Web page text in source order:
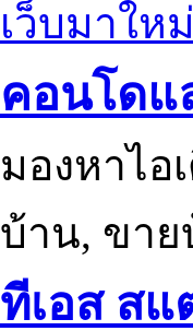
เว็บมาใหม่
คอนโดแ
มองหาไอ
บ้าน, ขา
ทีเอส ส